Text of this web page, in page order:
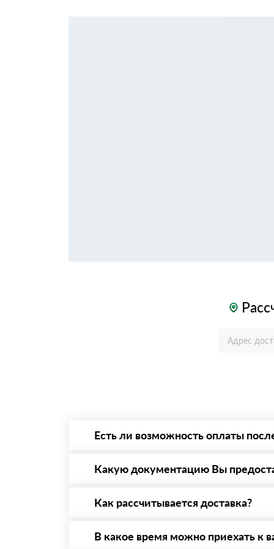
Есть ли возможность оплаты
то Вы вправе от него отказаться.
Какую документацию Вы
Как рассчитывается доставка?
стоимости и сроков доставки, которые
В какое время можно приехать к